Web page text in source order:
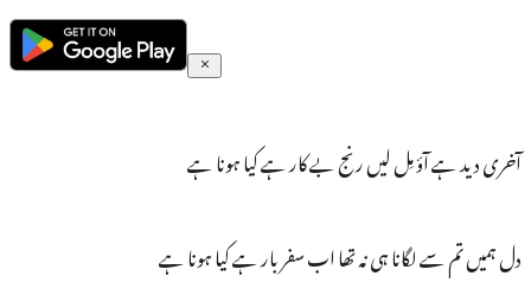
آخری دید ہے آؤ مِل لیں رنج بے کار ہے کیا ہونا ہے
دل ہمیں تم سے لگانا ہی نہ تھا اب سفر بار ہے کیا ہونا ہے